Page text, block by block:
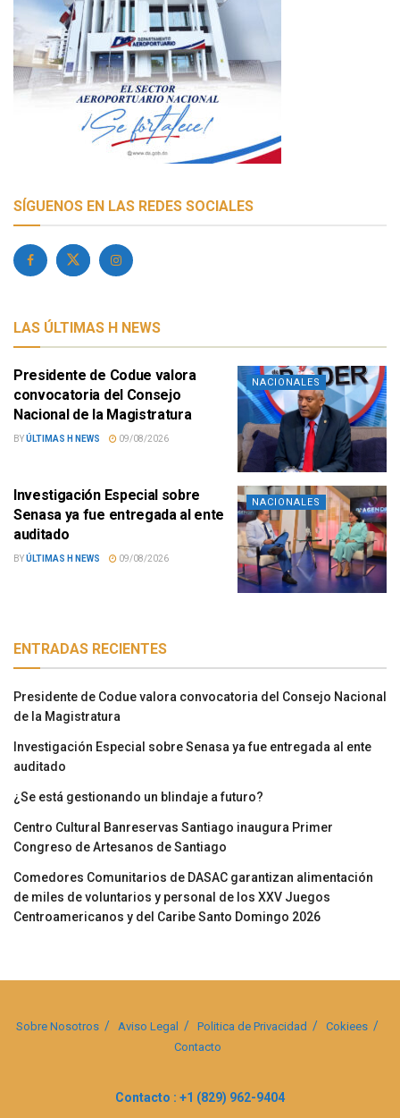
SÍGUENOS EN LAS REDES SOCIALES
LAS ÚLTIMAS H NEWS
NACIONALES
Presidente de Codue valora
convocatoria del Consejo
Nacional de la Magistratura
BYÚLTIMAS H NEWS 09/08/2026
NACIONALES
Investigación Especial sobre
Senasa ya fue entregada al ente
auditado
BYÚLTIMAS H NEWS 09/08/2026
ENTRADAS RECIENTES
Presidente de Codue valora convocatoria del Consejo Nacional
de la Magistratura
Investigación Especial sobre Senasa ya fue entregada al ente
auditado
¿Se está gestionando un blindaje a futuro?
Centro Cultural Banreservas Santiago inaugura Primer
Congreso de Artesanos de Santiago
Comedores Comunitarios de DASAC garantizan alimentación
de miles de voluntarios y personal de los XXV Juegos
Centroamericanos y del Caribe Santo Domingo 2026
Sobre Nosotros Aviso Legal Politica de Privacidad
Cokiees
Contacto
Contacto : +1 (829) 962-9404